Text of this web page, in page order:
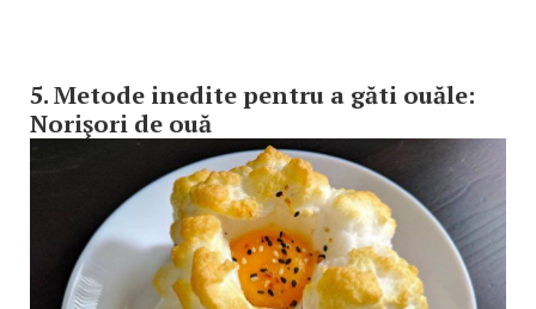
5. Metode inedite pentru a găti ouăle:
Norişori de ouă